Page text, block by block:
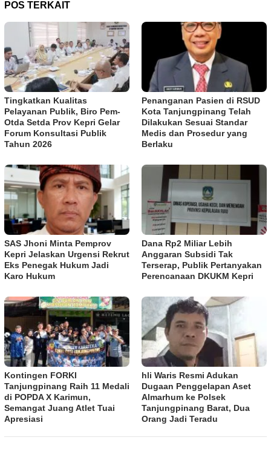
POS TERKAIT
Tingkatkan Kualitas
Pelayanan Publik, Biro Pem-
Otda Setda Prov Kepri Gelar
Forum Konsultasi Publik
Tahun 2026
Penanganan Pasien di RSUD
Kota Tanjungpinang Telah
Dilakukan Sesuai Standar
Medis dan Prosedur yang
Berlaku
SAS Jhoni Minta Pemprov
Kepri Jelaskan Urgensi Rekrut
Eks Penegak Hukum Jadi
Karo Hukum
Dana Rp2 Miliar Lebih
Anggaran Subsidi Tak
Terserap, Publik Pertanyakan
Perencanaan DKUKM Kepri
Kontingen FORKI
Tanjungpinang Raih 11 Medali
di POPDA X Karimun,
Semangat Juang Atlet Tuai
Apresiasi
hli Waris Resmi Adukan
Dugaan Penggelapan Aset
Almarhum ke Polsek
Tanjungpinang Barat, Dua
Orang Jadi Teradu